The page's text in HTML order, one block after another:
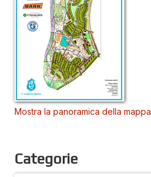
Mostra la panoramica della mappa
Categorie